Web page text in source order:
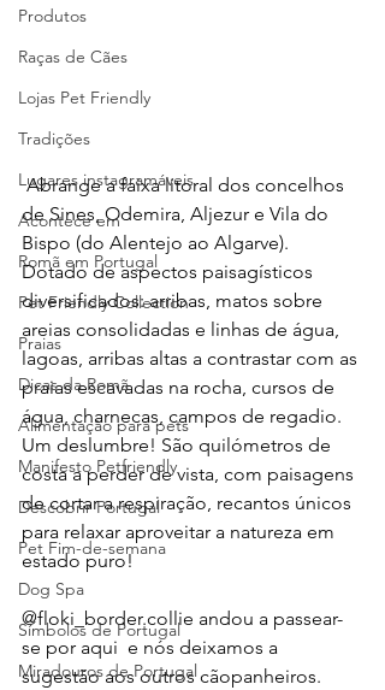
Produtos
Raças de Cães
Lojas Pet Friendly
Tradições
Lugares instagramáveis
Acontece em
Romã em Portugal
Pet Friendly Collection
Praias
Dicas da Romã
Alimentação para pets
Manifesto Petfriendly
Descobrir Portugal
Pet Fim-de-semana
Dog Spa
Símbolos de Portugal
Miradouros de Portugal
Abrange a faixa litoral dos concelhos
de Sines, Odemira, Aljezur e Vila do
Bispo (do Alentejo ao Algarve).
Dotado de aspectos paisagísticos
diversificados: arribas, matos sobre
areias consolidadas e linhas de água,
lagoas, arribas altas a contrastar com as
praias escavadas na rocha, cursos de
água, charnecas, campos de regadio.
Um deslumbre! São quilómetros de
costa a perder de vista, com paisagens
de cortar a respiração, recantos únicos
para relaxar aproveitar a natureza em
estado puro!
@floki_border.collie andou a passear-
se por aqui  e nós deixamos a
sugestão aos outros cãopanheiros.